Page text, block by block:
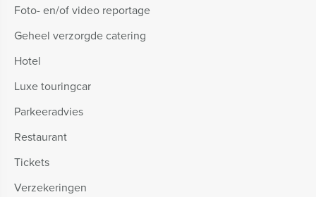
Foto- en/of video reportage
Geheel verzorgde catering
Hotel
Luxe touringcar
Parkeeradvies
Restaurant
Tickets
Verzekeringen